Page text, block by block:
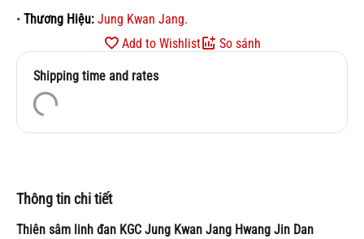
• Thương Hiệu: Jung Kwan Jang.
Add to Wishlist
So sánh
Shipping time and rates
Thông tin chi tiết
Thiên sâm linh đan KGC Jung Kwan Jang Hwang Jin Dan